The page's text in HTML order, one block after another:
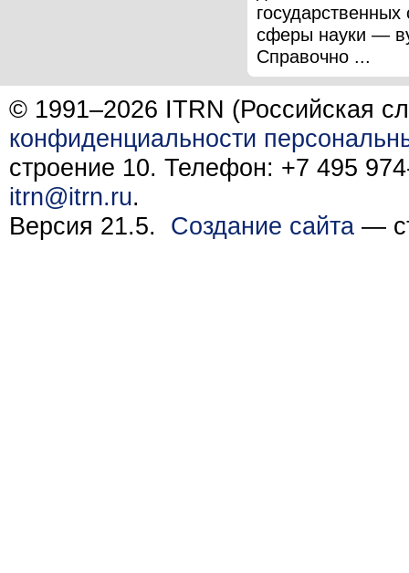
государственных
сферы науки —
Справочно ...
© 1991–2026 ITRN (Российская
конфиденциальности
строение 10. Телефон: +7 495
itrn@itrn.ru.
Версия 21.5. Создание сайта —